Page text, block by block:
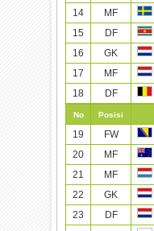
14 MF
15
DF
16
GK
17
MF
18
DF
No Posisi
19 FW
20
MF
21
MF
22
GK
23
DF